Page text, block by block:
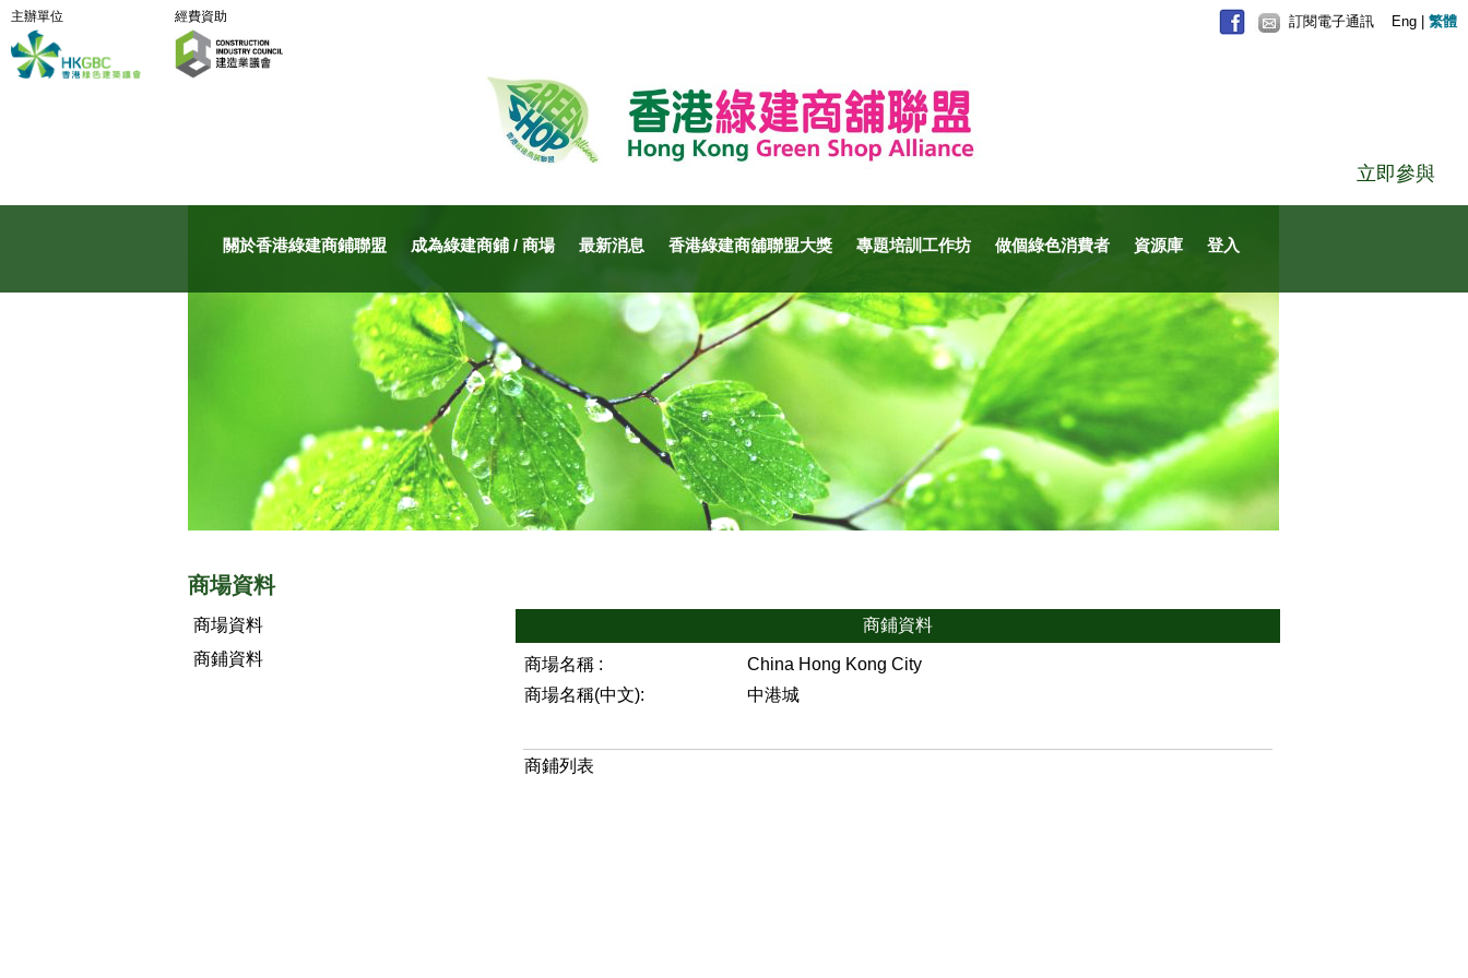
關於香港綠建商鋪聯盟 成為綠建商鋪 / 商場 最新消息 香港綠建商舖聯盟大獎 專題培訓工作坊 做個綠色消費者 資源庫 登入
訂閱電子通訊 Eng 繁體
經費資助
主辦單位
立即參與
商場資料
商場資料
商鋪資料
商鋪資料
商場名稱 :
China Hong Kong City
商場名稱(中文):
中港城
商鋪列表